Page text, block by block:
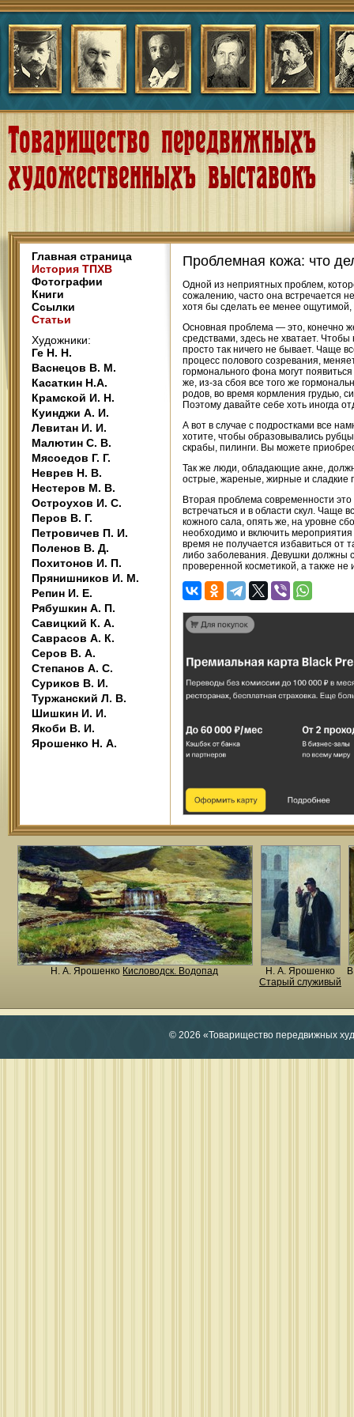
Главная страница
История ТПХВ
Фотографии
Книги
Ссылки
Статьи
Художники:
Ге Н. Н.
Васнецов В. М.
Касаткин Н.А.
Крамской И. Н.
Куинджи А. И.
Левитан И. И.
Малютин С. В.
Мясоедов Г. Г.
Неврев Н. В.
Нестеров М. В.
Остроухов И. С.
Перов В. Г.
Петровичев П. И.
Поленов В. Д.
Похитонов И. П.
Прянишников И. М.
Репин И. Е.
Рябушкин А. П.
Савицкий К. А.
Саврасов А. К.
Серов В. А.
Степанов А. С.
Суриков В. И.
Туржанский Л. В.
Шишкин И. И.
Якоби В. И.
Ярошенко Н. А.
Проблемная кожа: что
Одной из неприятных проблем,
сожалению, часто она встречается
хотя бы сделать ее менее ощутимой,
Основная проблема — это, конечно
средствами, здесь не хватает.
просто так ничего не бывает. Чаще
процесс полового созревания,
гормонального фона могут
же, из-за сбоя все того же
родов, во время кормления грудью,
Поэтому давайте себе хоть иногда
А вот в случае с подростками все
хотите, чтобы образовывались
скрабы, пилинги. Вы можете
Так же люди, обладающие акне,
острые, жареные, жирные и сладкие
Вторая проблема современности
встречаться и в области скул. Чаще
кожного сала, опять же, на уровне
необходимо и включить
время не получается избавиться от
либо заболевания. Девушки должны
проверенной косметикой, а также не
Н. A. Ярошенко Кисловодск. Водопад
Н. A. Ярошенко
Старый служивый
© 2026 «Товарищество передвижных